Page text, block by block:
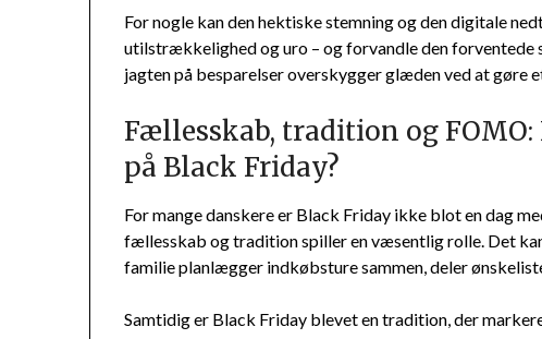
For nogle kan den hektiske stemning og den digitale
utilstrækkelighed og uro – og forvandle den forventede
jagten på besparelser overskygger glæden ved at gøre
Fællesskab, tradition og
på Black Friday?
For mange danskere er Black Friday ikke blot en dag
fællesskab og tradition spiller en væsentlig rolle. Det
familie planlægger indkøbsture sammen, deler
Samtidig er Black Friday blevet en tradition, der